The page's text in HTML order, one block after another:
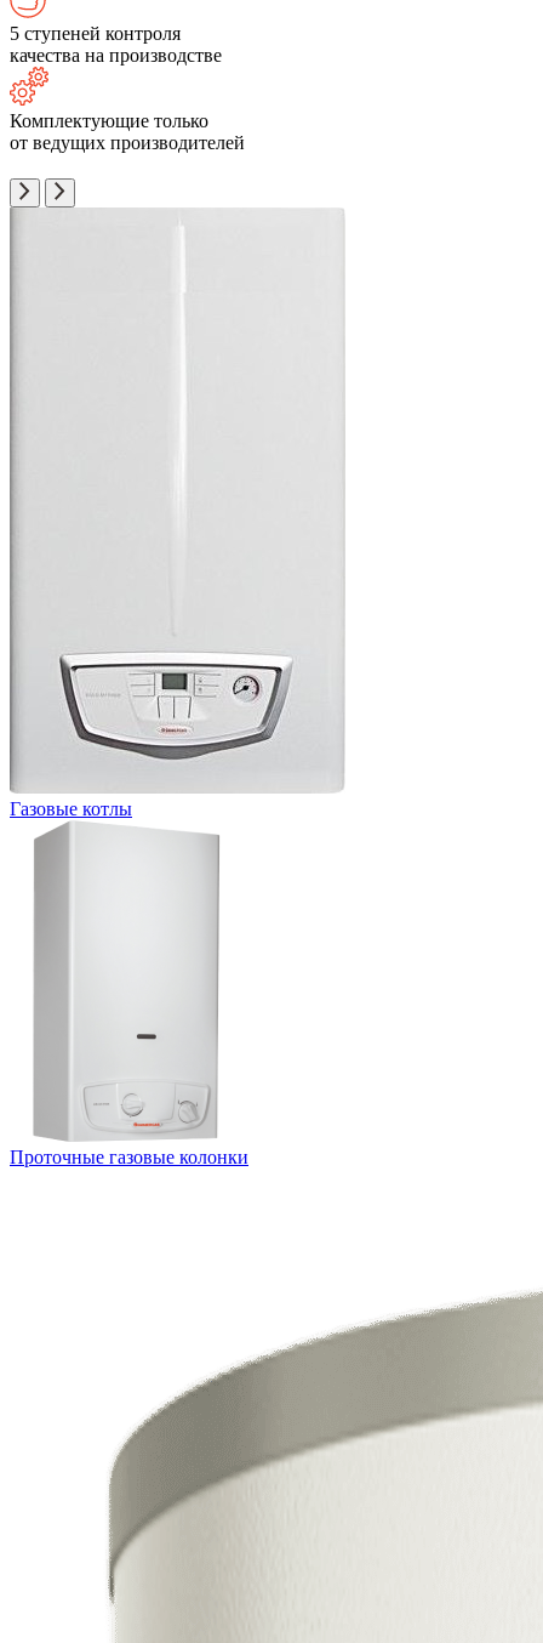
5 ступеней контроля
качества на производстве
Комплектующие только
от ведущих производителей
Газовые котлы
Проточные газовые колонки